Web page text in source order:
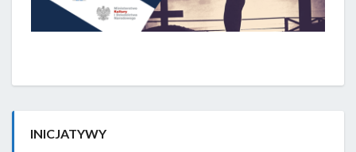
INICJATYWY